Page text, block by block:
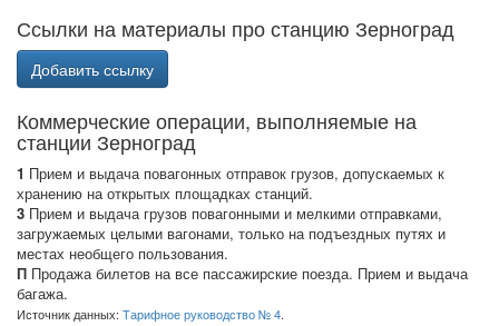
Ссылки на материалы про станцию Зерноград
Добавить ссылку
Коммерческие операции, выполняемые на
станции Зерноград
1 Прием и выдача повагонных отправок грузов, допускаемых к
хранению на открытых площадках станций.
3 Прием и выдача грузов повагонными и мелкими отправками,
загружаемых целыми вагонами, только на подъездных путях и
местах необщего пользования.
П Продажа билетов на все пассажирские поезда. Прием и выдача
багажа.
Источник данных: Тарифное руководство № 4.